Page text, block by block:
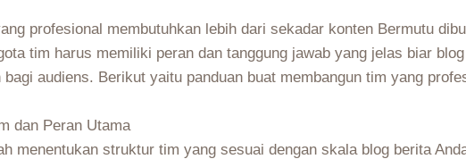
profesional membutuhkan lebih dari sekadar konten Bermutu
tim harus memiliki peran dan tanggung jawab yang jelas biar
audiens. Berikut yaitu panduan buat membangun tim yang
dan Peran Utama
menentukan struktur tim yang sesuai dengan skala blog berita